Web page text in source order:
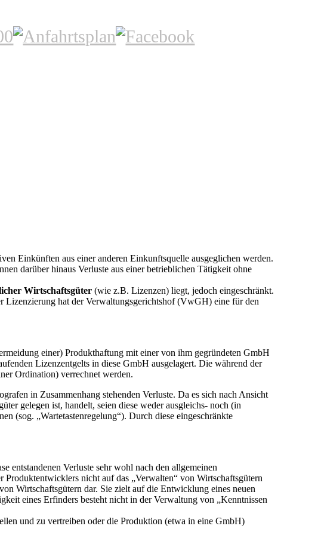
Einkünften aus einer anderen Einkunftsquelle ausgeglichen werden.
darüber hinaus Verluste aus einer betrieblichen Tätigkeit ohne
Wirtschaftsgüter (wie z.B. Lizenzen) liegt, jedoch eingeschränkt.
Lizenzierung hat der Verwaltungsgerichtshof (VwGH) eine für den
einer) Produkthaftung mit einer von ihm gegründeten GmbH
Lizenzentgelts in diese GmbH ausgelagert. Die während der
Ordination) verrechnet werden.
in Zusammenhang stehenden Verluste. Da es sich nach Ansicht
gelegen ist, handelt, seien diese weder ausgleichs- noch (in
(sog. „Wartetastenregelung“). Durch diese eingeschränkte
entstandenen Verluste sehr wohl nach den allgemeinen
nicht auf das „Verwalten“ von Wirtschaftsgütern
Wirtschaftsgütern dar. Sie zielt auf die Entwicklung eines neuen
eines Erfinders besteht nicht in der Verwaltung von „Kenntnissen
und zu vertreiben oder die Produktion (etwa in eine GmbH)